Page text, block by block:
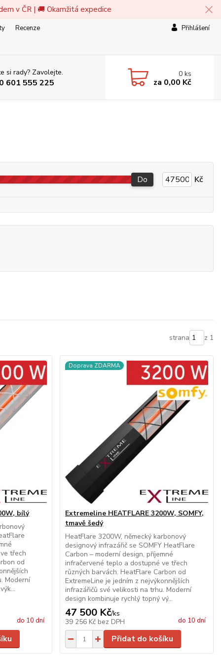
v ČR | 🚚 Okamžitá expedice
Recenze
Přihlášení
si rady? Zavolejte.
601 555 225
0 ks
za 0,00 Kč
Do Kč
strana z 1
bílý
třech
od
Moderní
do 10 dní
Doprava ZDARMA
Extremeline HEATFLARE 3200W, SOMFY,
tmavě šedý
HeatFlare 3200W, německý karbonový
designový infrazářič se SOMFY HeatFlare
Carbon – moderní design, příjemné
infračervené teplo a dostupné ve třech
různých barvách. HeatFlare Carbon od
ExtremeLine je jedním z nejvýkonnějších
infrazářičů své velikosti na trhu. Moderní
design kombinuje rychlý topný vý...
47 500 Kč/ks
39 256 Kč bez DPH do 10 dní
Přidat do košíku